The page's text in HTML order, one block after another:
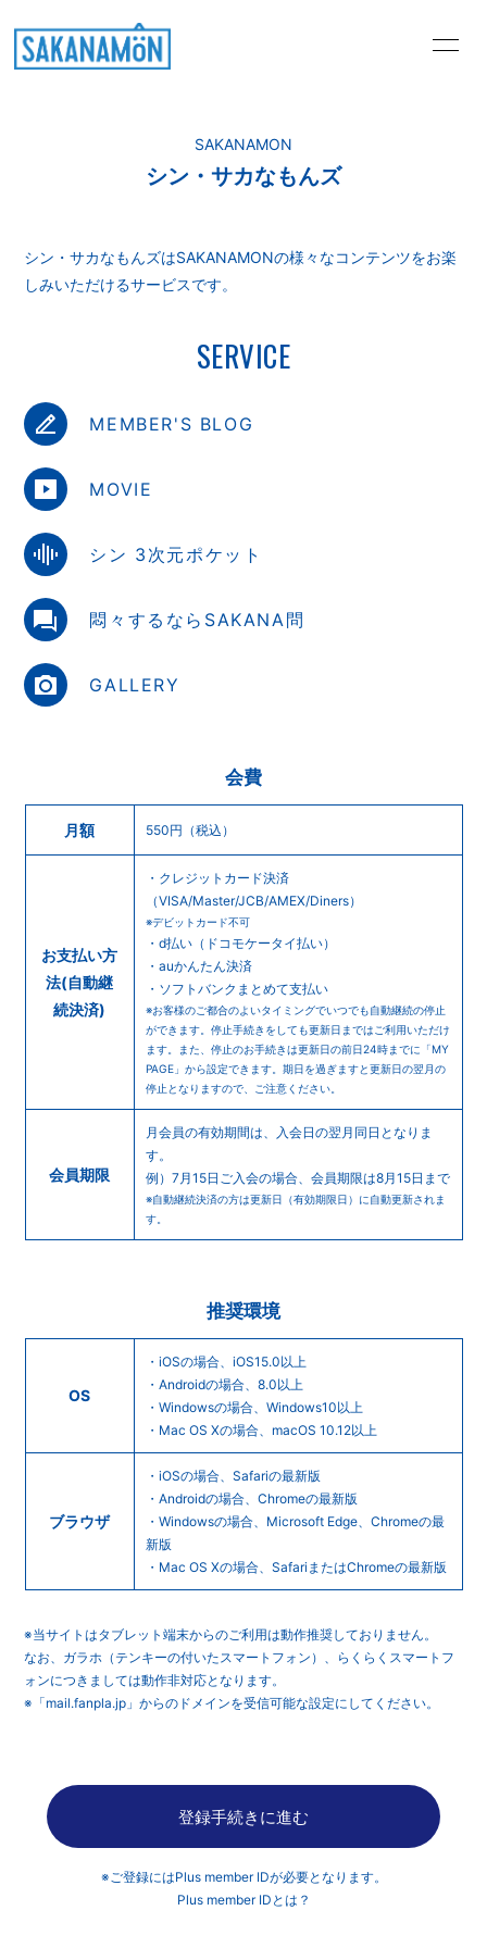
MEDIA
STORE
Music Video
GALLERY
MOVIE
RADIO
会員登録
SAKANAMON
シン・サカなもんズ
シン・サカなもんズはSAKANAMONの様々なコンテンツをお楽
しみいただけるサービスです。
SERVICE
MEMBER'S BLOG
MOVIE
シン 3次元ポケット
悶々するならSAKANA問
GALLERY
会費
月額 550円（税込）
お支払い方
法(自動継
続決済)
・クレジットカード決済
（VISA/Master/JCB/AMEX/Diners）
※デビットカード不可
・d払い（ドコモケータイ払い）
・auかんたん決済
・ソフトバンクまとめて支払い
※お客様のご都合のよいタイミングでいつでも自動継続の停止
ができます。停止手続きをしても更新日まではご利用いただけ
ます。また、停止のお手続きは更新日の前日24時までに「MY
PAGE」から設定できます。期日を過ぎますと更新日の翌月の
停止となりますので、ご注意ください。
会員期限
月会員の有効期間は、入会日の翌月同日となりま
す。
例）7月15日ご入会の場合、会員期限は8月15日まで
※自動継続決済の方は更新日（有効期限日）に自動更新されま
す。
推奨環境
OS
・iOSの場合、iOS15.0以上
・Androidの場合、8.0以上
・Windowsの場合、Windows10以上
・Mac OS Xの場合、macOS 10.12以上
ブラウザ
・iOSの場合、Safariの最新版
・Androidの場合、Chromeの最新版
・Windowsの場合、Microsoft Edge、Chromeの最
新版
・Mac OS Xの場合、SafariまたはChromeの最新版
※当サイトはタブレット端末からのご利用は動作推奨しておりません。
なお、ガラホ（テンキーの付いたスマートフォン）、らくらくスマートフ
ォンにつきましては動作非対応となります。
※「mail.fanpla.jp」からのドメインを受信可能な設定にしてください。
登録手続きに進む
※ご登録にはPlus member IDが必要となります。
Plus member IDとは？